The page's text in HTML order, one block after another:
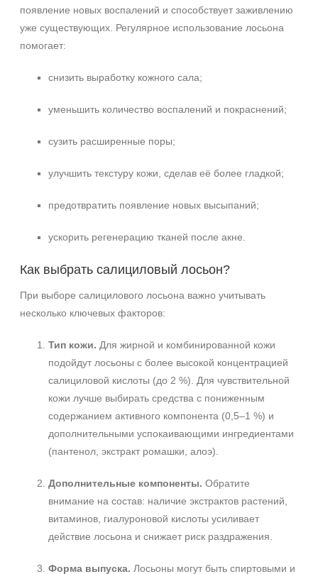
появление новых воспалений и способствует заживлению
уже существующих. Регулярное использование лосьона
помогает:
снизить выработку кожного сала;
уменьшить количество воспалений и покраснений;
сузить расширенные поры;
улучшить текстуру кожи, сделав её более гладкой;
предотвратить появление новых высыпаний;
ускорить регенерацию тканей после акне.
Как выбрать салициловый лосьон?
При выборе салицилового лосьона важно учитывать
несколько ключевых факторов:
Тип кожи. Для жирной и комбинированной кожи
подойдут лосьоны с более высокой концентрацией
салициловой кислоты (до 2 %). Для чувствительной
кожи лучше выбирать средства с пониженным
содержанием активного компонента (0,5–1 %) и
дополнительными успокаивающими ингредиентами
(пантенол, экстракт ромашки, алоэ).
Дополнительные компоненты. Обратите
внимание на состав: наличие экстрактов растений,
витаминов, гиалуроновой кислоты усиливает
действие лосьона и снижает риск раздражения.
Форма выпуска. Лосьоны могут быть спиртовыми и